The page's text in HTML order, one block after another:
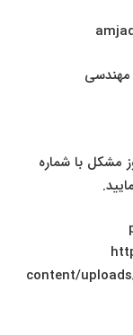
مهندسی
مشکل با شماره
content/